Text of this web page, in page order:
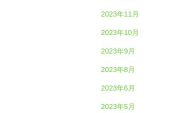
2023年11月
2023年10月
2023年9月
2023年8月
2023年6月
2023年5月